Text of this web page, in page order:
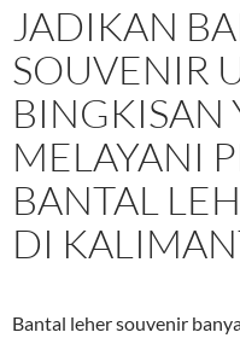
JADIKAN
SOUVENIR
BINGKISAN
MELAYANI
BANTAL
DI
Bantal leher souvenir